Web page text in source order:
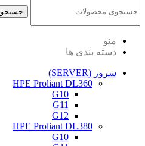
جستجو
منو
دسته بندی ها
سرور (SERVER)
HPE Proliant DL360
G10
G11
G12
HPE Proliant DL380
G10